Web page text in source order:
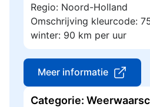
Regio: Noord-Holland
Omschrijving kleurcode:
winter: 90 km per uur
Meer informatie
Categorie: